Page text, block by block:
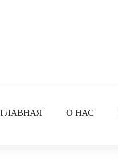
ГЛАВНАЯ О НАС